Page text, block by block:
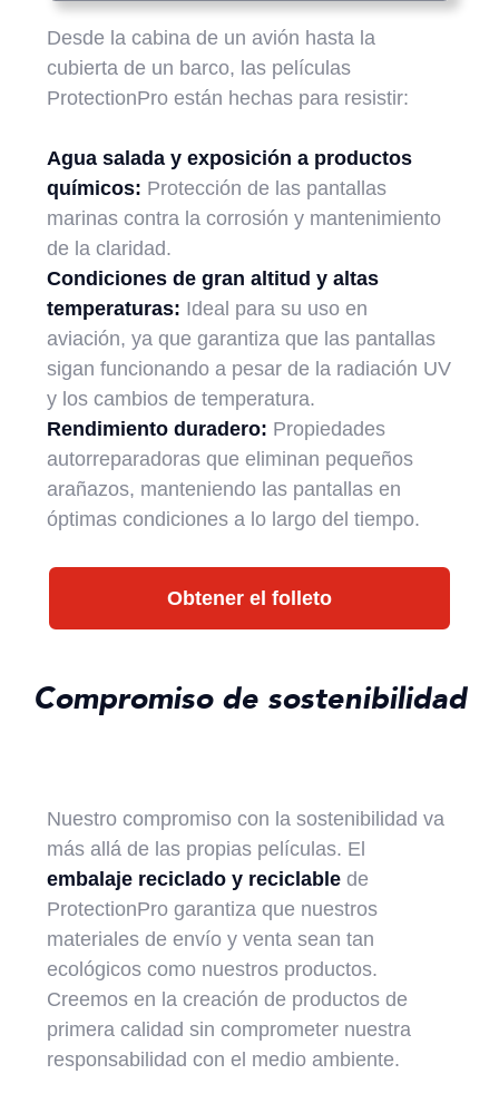
Desde la cabina de un avión hasta la
cubierta de un barco, las películas
ProtectionPro están hechas para resistir:
Agua salada y exposición a productos
químicos: Protección de las pantallas
marinas contra la corrosión y mantenimiento
de la claridad.
Condiciones de gran altitud y altas
temperaturas: Ideal para su uso en
aviación, ya que garantiza que las pantallas
sigan funcionando a pesar de la radiación UV
y los cambios de temperatura.
Rendimiento duradero: Propiedades
autorreparadoras que eliminan pequeños
arañazos, manteniendo las pantallas en
óptimas condiciones a lo largo del tiempo.
Obtener el folleto
Compromiso de sostenibilidad
Nuestro compromiso con la sostenibilidad va
más allá de las propias películas. El
embalaje reciclado y reciclable de
ProtectionPro garantiza que nuestros
materiales de envío y venta sean tan
ecológicos como nuestros productos.
Creemos en la creación de productos de
primera calidad sin comprometer nuestra
responsabilidad con el medio ambiente.